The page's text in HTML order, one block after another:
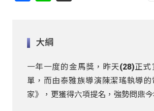
大綱
一年一度的金馬獎，昨天(28)正式
單，而由泰雅族導演陳潔瑤執導的
家》，更獲得六項提名，強勢問鼎今